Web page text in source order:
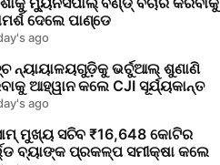
ଦେଲେ ପାଣ୍ଡେ
ago
ନ୍ୟାୟାଳୟଗୁଡ଼ିକୁ ଭର୍ଚୁଆଲ୍ ଶୁଣାଣି
ଆହ୍ୱାନ କଲେ CJI ସୂର୍ଯ୍ୟକାନ୍ତ
ago
ମୁଖ୍ୟ ସଚିବ ₹16,648 କୋଟିର
ବ୍ୟାଙ୍କ ପ୍ରକଳ୍ପ ସମୀକ୍ଷା କଲେ